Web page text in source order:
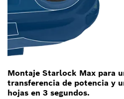
Montaje Starlock Max para
transferencia de potencia y
hojas en 3 segundos.